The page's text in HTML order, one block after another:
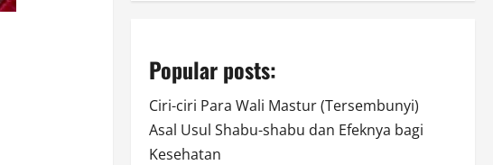
Popular posts:
Ciri-ciri Para Wali Mastur (Tersembunyi)
Asal Usul Shabu-shabu dan Efeknya bagi
Kesehatan